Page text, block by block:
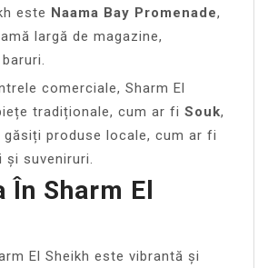
este Naama Bay Promenade,
largă de magazine,
comerciale, Sharm El
tradiționale, cum ar fi Souk,
găsiți produse locale, cum ar fi
și suveniruri.
În Sharm El
El Sheikh este vibrantă și